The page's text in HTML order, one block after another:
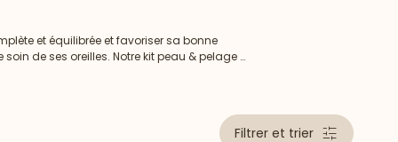
et équilibrée et favoriser sa bonne
de ses oreilles. Notre kit peau & pelage :
Filtrer et trier